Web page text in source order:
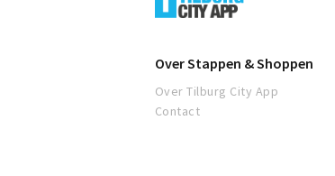
Over Stappen & Shoppen
Over Tilburg City App
Contact